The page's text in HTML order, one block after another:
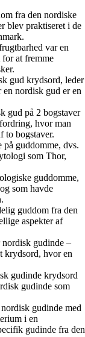
fra den nordiske
blev praktiseret i de
var en
at fremme
gud krydsord, leder
nordisk gud er en
gud på 2 bogstaver
hvor man
to bogstaver.
på guddomme, dvs.
som Thor,
guddomme,
som havde
guddom fra den
aspekter af
gudinde –
krydsord, hvor en
gudinde krydsord
gudinde som
gudinde med
i en
gudinde fra den